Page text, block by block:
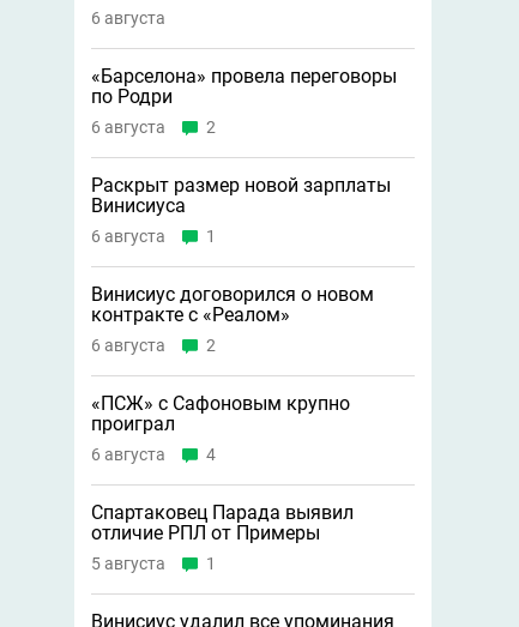
6 августа
«Барселона» провела переговоры
по Родри
6 августа 2
Раскрыт размер новой зарплаты
Винисиуса
6 августа 1
Винисиус договорился о новом
контракте с «Реалом»
6 августа 2
«ПСЖ» с Сафоновым крупно
проиграл
6 августа 4
Спартаковец Парада выявил
отличие РПЛ от Примеры
5 августа 1
Винисиус удалил все упоминания